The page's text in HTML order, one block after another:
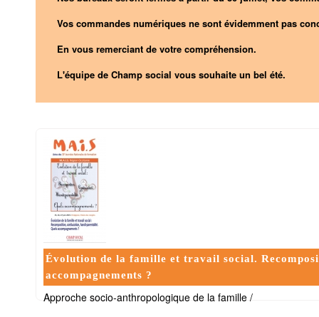
Vos commandes numériques ne sont évidemment pas
En vous remerciant de votre compréhension.
L'équipe de Champ social vous souhaite un bel été.
Évolution de la famille et travail social.
accompagnements ?
Approche socio-anthropologique de la famille /